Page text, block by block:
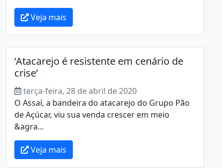
Veja mais
‘Atacarejo é resistente em cenário de
crise’
terça-feira, 28 de abril de 2020
O Assaí, a bandeira do atacarejo do Grupo Pão
de Açúcar, viu sua venda crescer em meio
&agra...
Veja mais